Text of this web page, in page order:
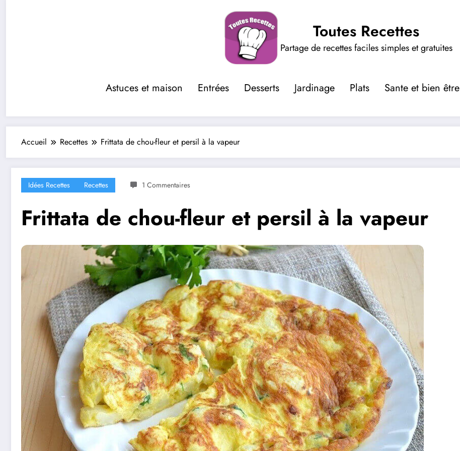
Toutes Recettes
Partage de recettes faciles simples et gratuites
Astuces et maison Entrées Desserts Jardinage Plats Sante et bien être
Accueil Recettes Frittata de chou-fleur et persil à la vapeur
Idées Recettes Recettes 1 Commentaires
Frittata de chou-fleur et persil à la vapeur